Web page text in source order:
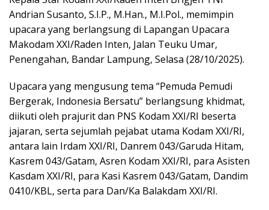
Andrian Susanto, S.I.P., M.Han., M.I.Pol., memimpin
upacara yang berlangsung di Lapangan Upacara
Makodam XXI/Raden Inten, Jalan Teuku Umar,
Penengahan, Bandar Lampung, Selasa (28/10/2025).
Upacara yang mengusung tema “Pemuda Pemudi
Bergerak, Indonesia Bersatu” berlangsung khidmat,
diikuti oleh prajurit dan PNS Kodam XXI/RI beserta
jajaran, serta sejumlah pejabat utama Kodam XXI/RI,
antara lain Irdam XXI/RI, Danrem 043/Garuda Hitam,
Kasrem 043/Gatam, Asren Kodam XXI/RI, para Asisten
Kasdam XXI/RI, para Kasi Kasrem 043/Gatam, Dandim
0410/KBL, serta para Dan/Ka Balakdam XXI/RI.